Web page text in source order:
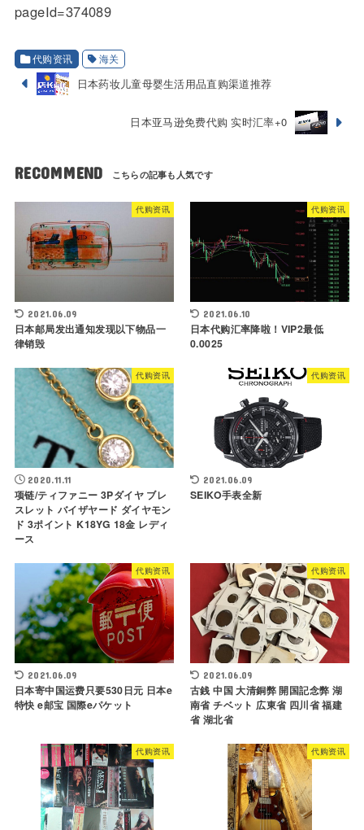
pageId=374089
代购资讯 海关
日本药妆儿童母婴生活用品直购渠道推荐
日本亚马逊免费代购 实时汇率+0
RECOMMEND
代购资讯
2021.06.09
日本邮局发出通知发现以下物品一
律销毁
代购资讯
2021.06.10
日本代购汇率降啦！VIP2最低
0.0025
代购资讯
2020.11.11
项链/ティファニー 3Pダイヤ ブレ
スレット バイザヤード ダイヤモン
ド 3ポイント K18YG 18金 レディ
ース
代购资讯
2021.06.09
SEIKO手表全新
代购资讯
2021.06.09
日本寄中国运费只要530日元 日本e
特快 e邮宝 国際eパケット
代购资讯
2021.06.09
古銭 中国 大清銅弊 開国記念弊 湖
南省 チベット 広東省 四川省 福建
省 湖北省
代购资讯 代购资讯